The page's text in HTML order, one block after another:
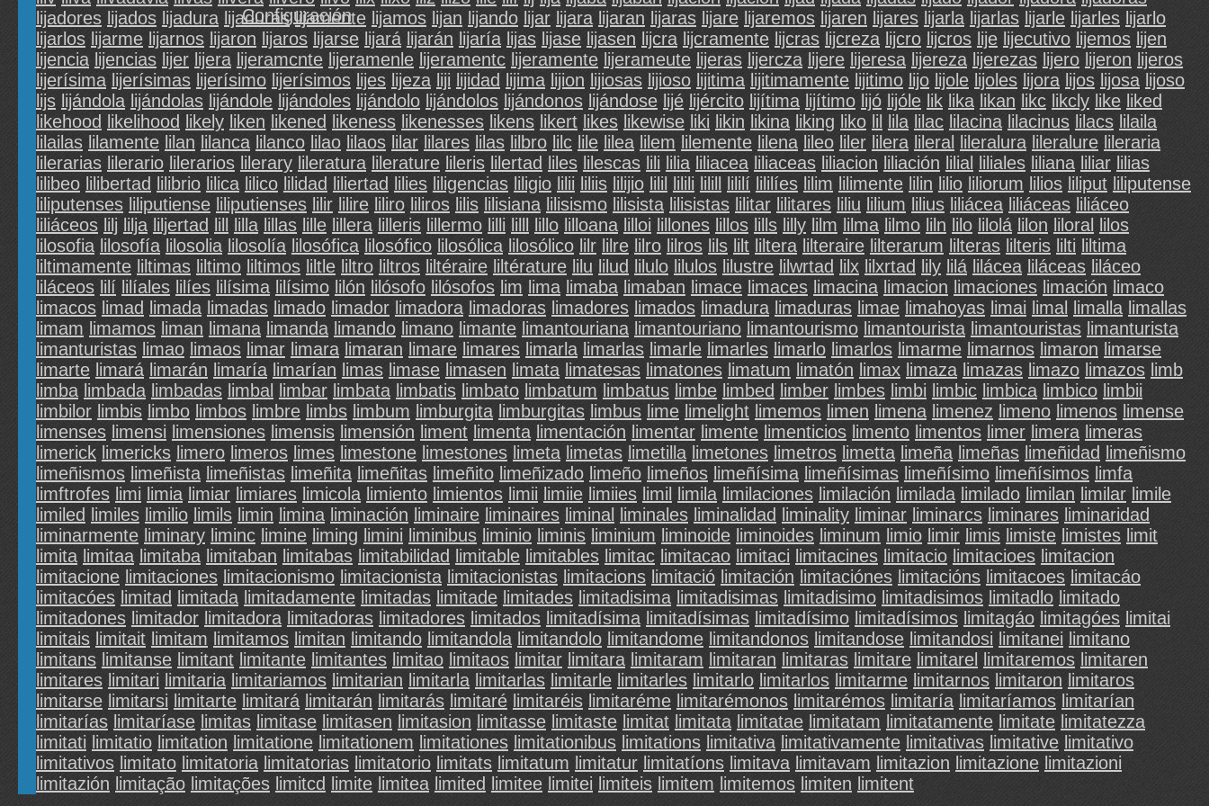
Configuración
lijadores lijados lijadura lijaduras lijamente lijamos lijan lijando lijar lijara lijaran lijaras lijare lijaremos lijaren lijares lijarla lijarlas lijarle lijarles lijarlo
lijarlos lijarme lijarnos lijaron lijaros lijarse lijará lijarán lijaría lijas lijase lijasen lijcra lijcramente lijcras lijcreza lijcro lijcros lije lijecutivo lijemos lijen
lijencia lijencias lijer lijera lijeramcnte lijeramenle lijeramentc lijeramente lijerameute lijeras lijercza lijere lijeresa lijereza lijerezas lijero lijeron lijeros
lijerísima lijerísimas lijerísimo lijerísimos lijes lijeza liji lijidad lijima lijion lijiosas lijioso lijitima lijitimamente lijitimo lijo lijole lijoles lijora lijos lijosa lijoso
lijs lijándola lijándolas lijándole lijándoles lijándolo lijándolos lijándonos lijándose lijé lijército lijítima lijítimo lijó lijóle lik lika likan likc likcly like liked
likehood
likelihood likely liken likened likeness likenesses likens likert likes likewise liki likin likina liking liko lil lila lilac lilacina lilacinus lilacs lilaila
lilailas lilamente lilan lilanca lilanco lilao lilaos lilar lilares lilas lilbro lilc lile lilea lilem lilemente lilena lileo liler lilera lileral lileralura lileralure lileraria
lilerarias lilerario lilerarios lilerary lileratura lilerature lileris lilertad liles lilescas lili lilia liliacea liliaceas liliacion liliación lilial liliales liliana liliar lilias
lilibeo lilibertad lilibrio lilica lilico lilidad liliertad lilies liligencias liligio lilii liliis lilijio lilil lilili lilill lililí lililíes lilim lilimente lilin lilio liliorum lilios liliput liliputense
liliputenses liliputiense liliputienses lilir lilire liliro liliros lilis lilisiana lilisismo lilisista lilisistas lilitar lilitares liliu lilium lilius liliácea liliáceas liliáceo
liliáceos lilj lilja liljertad lill lilla lillas lille lillera lilleris lillermo lilli lilll lillo lilloana lilloi lillones lillos lills lilly lilm lilma lilmo liln lilo lilolá lilon liloral
lilos
lilosofia lilosofía lilosolia lilosolía lilosófica lilosófico lilosólica lilosólico lilr lilre lilro lilros lils lilt liltera lilteraire lilterarum lilteras lilteris lilti liltima
liltimamente liltimas liltimo liltimos liltle liltro liltros liltéraire liltérature lilu lilud lilulo lilulos lilustre lilwrtad lilx lilxrtad lily lilá lilácea liláceas liláceo
liláceos lilí lilíales lilíes lilísima lilísimo lilón lilósofo lilósofos lim lima limaba limaban limace limaces limacina limacion limaciones limación limaco
limacos limad limada limadas limado limador limadora limadoras limadores limados limadura limaduras limae limahoyas limai limal limalla limallas
limam limamos liman limana limanda limando limano limante limantouriana limantouriano limantourismo limantourista limantouristas limanturista
limanturistas limao limaos limar limara limaran limare limares limarla limarlas limarle limarles limarlo limarlos limarme limarnos limaron limarse
limarte limará limarán limaría limarían limas limase limasen limata limatesas limatones limatum limatón limax limaza limazas limazo limazos limb
limba limbada limbadas limbal limbar limbata limbatis limbato limbatum limbatus limbe limbed limber limbes limbi limbic limbica limbico limbii
limbilor limbis limbo limbos limbre limbs limbum limburgita limburgitas limbus lime limelight limemos limen limena limenez limeno limenos limense
limenses limensi limensiones limensis limensión liment limenta limentación limentar limente limenticios limento limentos limer limera limeras
limerick limericks limero limeros limes limestone limestones limeta limetas limetilla limetones limetros limetta limeña limeñas limeñidad
limeñismo
limeñismos limeñista limeñistas limeñita limeñitas limeñito limeñizado limeño limeños limeñísima limeñísimas limeñísimo limeñísimos limfa
limftrofes limi limia limiar limiares limicola limiento limientos limii limiie limiies limil limila limilaciones limilación limilada limilado limilan limilar limile
limiled
limiles limilio limils limin limina liminación liminaire liminaires liminal liminales liminalidad liminality liminar liminarcs liminares liminaridad
liminarmente liminary liminc limine liming limini liminibus liminio liminis liminium liminoide liminoides liminum limio limir limis limiste limistes limit
limita limitaa limitaba limitaban limitabas limitabilidad limitable limitables limitac limitacao limitaci limitacines limitacio limitacioes limitacion
limitacione limitaciones limitacionismo limitacionista limitacionistas limitacions limitació limitación limitaciónes limitacións limitacoes limitacáo
limitacóes limitad limitada limitadamente limitadas limitade limitades limitadisima limitadisimas limitadisimo limitadisimos limitadlo limitado
limitadones limitador limitadora limitadoras limitadores limitados limitadísima limitadísimas limitadísimo limitadísimos limitagáo limitagóes limitai
limitais limitait limitam limitamos limitan limitando limitandola limitandolo limitandome limitandonos limitandose limitandosi limitanei limitano
limitans limitanse limitant limitante limitantes limitao limitaos limitar limitara limitaram limitaran limitaras limitare limitarel limitaremos limitaren
limitares limitari limitaria limitariamos limitarian limitarla limitarlas limitarle limitarles limitarlo limitarlos limitarme limitarnos limitaron limitaros
limitarse limitarsi limitarte limitará limitarán limitarás limitaré limitaréis limitaréme limitarémonos limitarémos limitaría limitaríamos limitarían
limitarías limitaríase limitas limitase limitasen limitasion limitasse limitaste limitat limitata limitatae limitatam limitatamente limitate limitatezza
limitati limitatio limitation limitatione limitationem limitationes limitationibus limitations limitativa limitativamente limitativas limitative limitativo
limitativos limitato limitatoria limitatorias limitatorio limitats limitatum limitatur limitatíons limitava limitavam limitazion limitazione limitazioni
limitazión limitação limitações limitcd limite limitea limited limitee limitei limiteis limitem limitemos limiten limitent